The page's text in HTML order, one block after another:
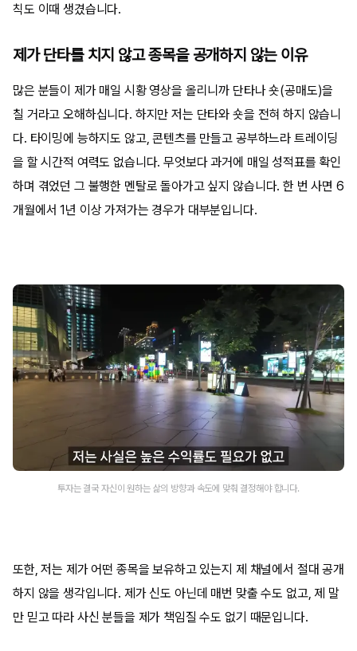
칙도 이때 생겼습니다.
제가 단타를 치지 않고 종목을 공개하지 않는 이유
많은 분들이 제가 매일 시황 영상을 올리니까 단타나 숏(공매도)을
칠 거라고 오해하십니다. 하지만 저는 단타와 숏을 전혀 하지 않습니
다. 타이밍에 능하지도 않고, 콘텐츠를 만들고 공부하느라 트레이딩
을 할 시간적 여력도 없습니다. 무엇보다 과거에 매일 성적표를 확인
하며 겪었던 그 불행한 멘탈로 돌아가고 싶지 않습니다. 한 번 사면 6
개월에서 1년 이상 가져가는 경우가 대부분입니다.
투자는 결국 자신이 원하는 삶의 방향과 속도에 맞춰 결정해야 합니다.
또한, 저는 제가 어떤 종목을 보유하고 있는지 제 채널에서 절대 공개
하지 않을 생각입니다. 제가 신도 아닌데 매번 맞출 수도 없고, 제 말
만 믿고 따라 사신 분들을 제가 책임질 수도 없기 때문입니다.